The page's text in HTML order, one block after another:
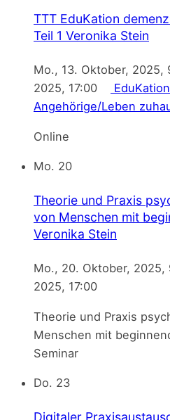
TTT EduKation
Teil 1 Veronika Stein
Mo., 13. Oktober, 2025,
2025, 17:00
Angehörige/Leben
Online
Mo. 20
Theorie und Praxis
von Menschen mit
Veronika Stein
Mo., 20. Oktober, 2025,
2025, 17:00
Theorie und Praxis
Menschen mit
Seminar
Do. 23
Digitaler